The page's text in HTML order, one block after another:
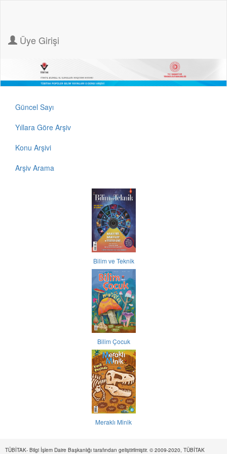
Üye Girişi
Güncel Sayı
Yıllara Göre Arşiv
Konu Arşivi
Arşiv Arama
Bilim ve Teknik
Bilim Çocuk
Meraklı Minik
TÜBİTAK- Bilgi İşlem Daire Başkanlığı tarafından geliştirilmiştir. © 2009-2020, TÜBİTAK